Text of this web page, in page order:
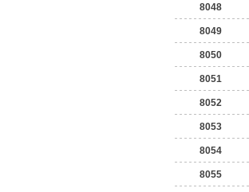
8048
8049
8050
8051
8052
8053
8054
8055